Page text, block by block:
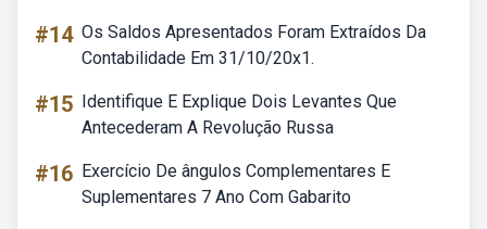
#14 Os Saldos Apresentados Foram Extraídos Da
Contabilidade Em 31/10/20x1.
#15 Identifique E Explique Dois Levantes Que
Antecederam A Revolução Russa
#16 Exercício De ângulos Complementares E
Suplementares 7 Ano Com Gabarito